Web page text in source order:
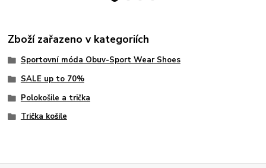
Zboží zařazeno v kategoriích
Sportovní móda Obuv-Sport Wear Shoes
SALE up to 70%
Polokošile a trička
Trička košile